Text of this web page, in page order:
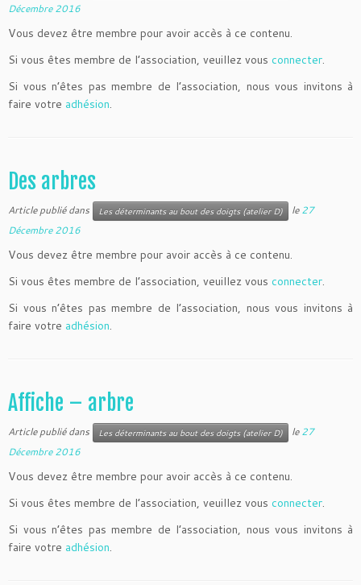
Décembre 2016
Vous devez être membre pour avoir accès à ce contenu.
Si vous êtes membre de l’association, veuillez vous connecter.
Si vous n’êtes pas membre de l’association, nous vous invitons à
faire votre adhésion.
Des arbres
Article publié dans Les déterminants au bout des doigts (atelier D) le27
Décembre 2016
Vous devez être membre pour avoir accès à ce contenu.
Si vous êtes membre de l’association, veuillez vous connecter.
Si vous n’êtes pas membre de l’association, nous vous invitons à
faire votre adhésion.
Affiche – arbre
Article publié dans Les déterminants au bout des doigts (atelier D) le27
Décembre 2016
Vous devez être membre pour avoir accès à ce contenu.
Si vous êtes membre de l’association, veuillez vous connecter.
Si vous n’êtes pas membre de l’association, nous vous invitons à
faire votre adhésion.